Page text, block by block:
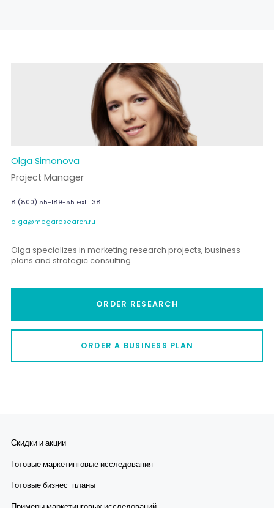
Olga Simonova
Project Manager
8 (800) 55-189-55 ext. 138
olga@megaresearch.ru
Olga specializes in marketing research projects, business
plans and strategic consulting.
ORDER RESEARCH
ORDER A BUSINESS PLAN
Скидки и акции
Готовые маркетинговые исследования
Готовые бизнес-планы